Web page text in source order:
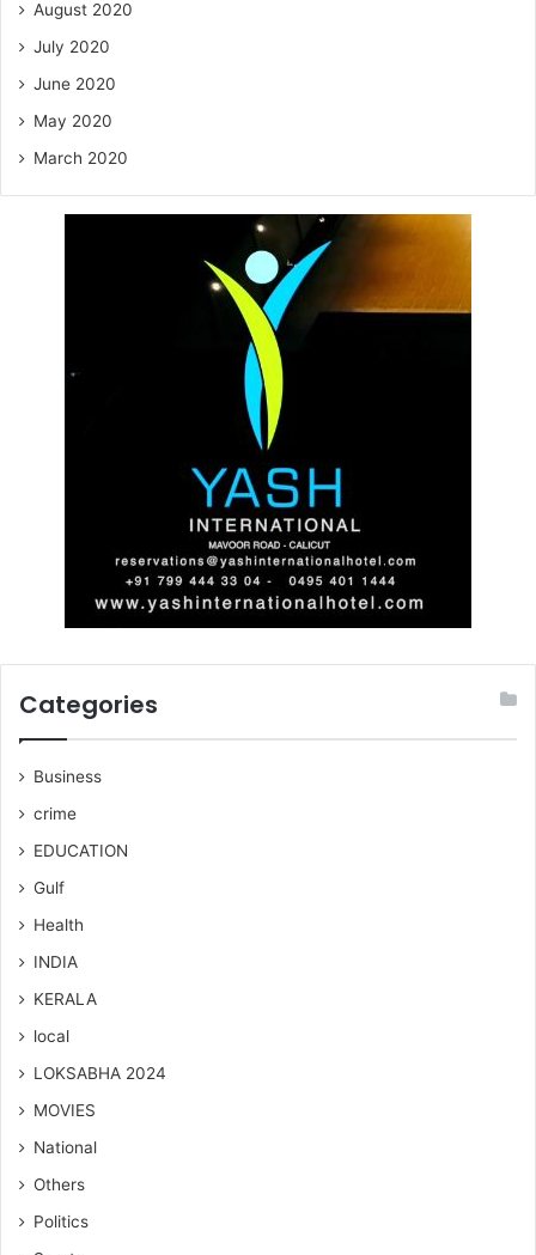
August 2020
July 2020
June 2020
May 2020
March 2020
Categories
Business
crime
EDUCATION
Gulf
Health
INDIA
KERALA
local
LOKSABHA 2024
MOVIES
National
Others
Politics